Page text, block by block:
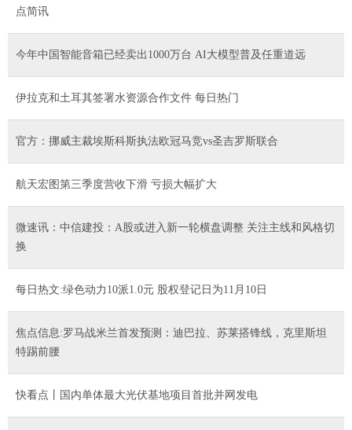
点简讯
今年中国智能音箱已经卖出1000万台 AI大模型普及任重道远
伊拉克和土耳其签署水资源合作文件 每日热门
官方：挪威主裁埃斯科斯执法欧冠马竞vs圣吉罗斯联合
航天宏图第三季度营收下滑 亏损大幅扩大
微速讯：中信建投：A股或进入新一轮横盘调整 关注主线和风格切
换
每日热文:绿色动力10派1.0元 股权登记日为11月10日
焦点信息:罗马战米兰首发预测：迪巴拉、苏莱搭锋线，克里斯坦
特踢前腰
快看点丨国内单体最大光伏基地项目首批并网发电